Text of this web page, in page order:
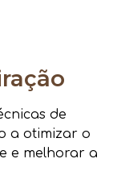
de
a otimizar o
e melhorar a